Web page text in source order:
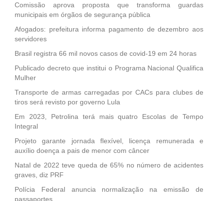
Comissão aprova proposta que transforma guardas
municipais em órgãos de segurança pública
Afogados: prefeitura informa pagamento de dezembro aos
servidores
Brasil registra 66 mil novos casos de covid-19 em 24 horas
Publicado decreto que institui o Programa Nacional Qualifica
Mulher
Transporte de armas carregadas por CACs para clubes de
tiros será revisto por governo Lula
Em 2023, Petrolina terá mais quatro Escolas de Tempo
Integral
Projeto garante jornada flexível, licença remunerada e
auxílio doença a pais de menor com câncer
Natal de 2022 teve queda de 65% no número de acidentes
graves, diz PRF
Polícia Federal anuncia normalização na emissão de
passaportes